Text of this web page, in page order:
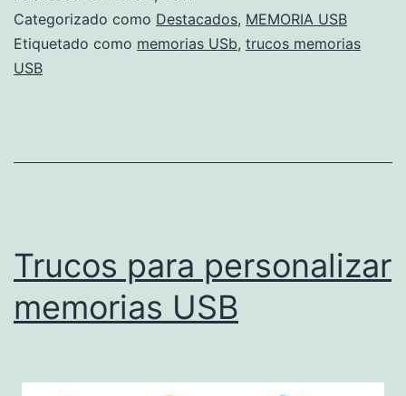
Categorizado como Destacados, MEMORIA USB
Etiquetado como memorias USb, trucos memorias
USB
Trucos para personalizar
memorias USB